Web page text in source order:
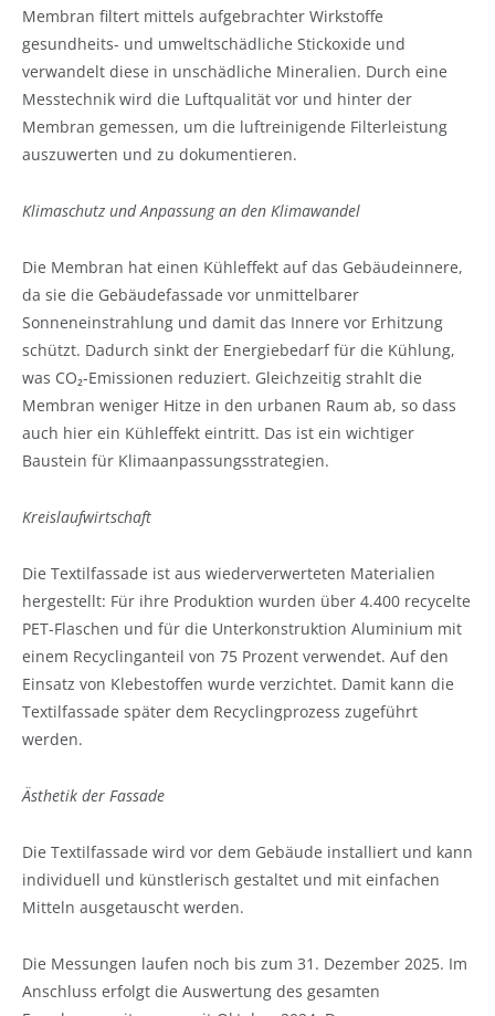
Membran filtert mittels aufgebrachter Wirkstoffe
gesundheits- und umweltschädliche Stickoxide und
verwandelt diese in unschädliche Mineralien. Durch eine
Messtechnik wird die Luftqualität vor und hinter der
Membran gemessen, um die luftreinigende Filterleistung
auszuwerten und zu dokumentieren.
Klimaschutz und Anpassung an den Klimawandel
Die Membran hat einen Kühleffekt auf das Gebäudeinnere,
da sie die Gebäudefassade vor unmittelbarer
Sonneneinstrahlung und damit das Innere vor Erhitzung
schützt. Dadurch sinkt der Energiebedarf für die Kühlung,
was CO₂-Emissionen reduziert. Gleichzeitig strahlt die
Membran weniger Hitze in den urbanen Raum ab, so dass
auch hier ein Kühleffekt eintritt. Das ist ein wichtiger
Baustein für Klimaanpassungsstrategien.
Kreislaufwirtschaft
Die Textilfassade ist aus wiederverwerteten Materialien
hergestellt: Für ihre Produktion wurden über 4.400 recycelte
PET-Flaschen und für die Unterkonstruktion Aluminium mit
einem Recyclinganteil von 75 Prozent verwendet. Auf den
Einsatz von Klebestoffen wurde verzichtet. Damit kann die
Textilfassade später dem Recyclingprozess zugeführt
werden.
Ästhetik der Fassade
Die Textilfassade wird vor dem Gebäude installiert und kann
individuell und künstlerisch gestaltet und mit einfachen
Mitteln ausgetauscht werden.
Die Messungen laufen noch bis zum 31. Dezember 2025. Im
Anschluss erfolgt die Auswertung des gesamten